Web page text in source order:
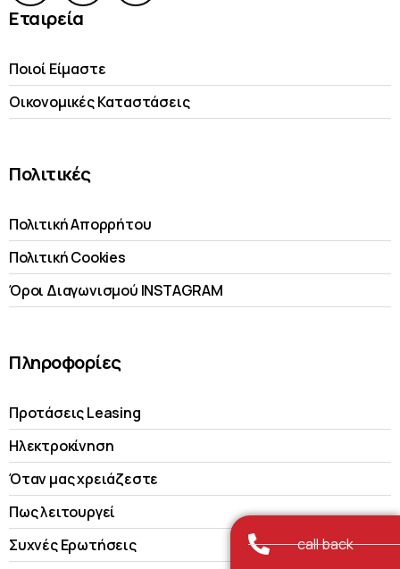
Εταιρεία
Ποιοί Είμαστε
Οικονομικές Kαταστάσεις
Πολιτικές
Πολιτική Απορρήτου
Πολιτική Cookies
Όροι Διαγωνισμού INSTAGRAM
Πληροφορίες
Προτάσεις Leasing
Ηλεκτροκίνηση
Όταν μας χρειάζεστε
Πως λειτουργεί
Συχνές Ερωτήσεις
call back